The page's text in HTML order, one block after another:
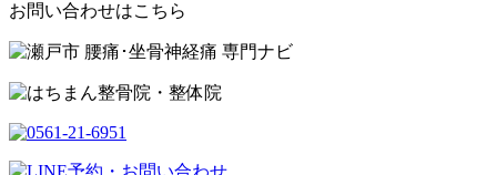
お問い合わせはこちら